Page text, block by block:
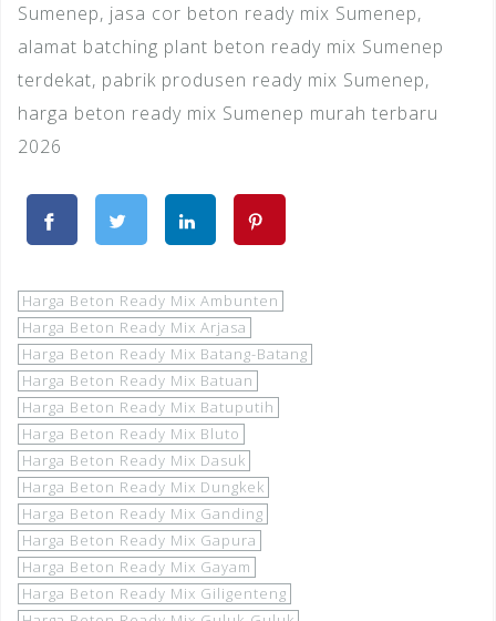
Sumenep, jasa cor beton ready mix Sumenep,
alamat batching plant beton ready mix Sumenep
terdekat, pabrik produsen ready mix Sumenep,
harga beton ready mix Sumenep murah terbaru
2026
Harga Beton Ready Mix Ambunten
Harga Beton Ready Mix Arjasa
Harga Beton Ready Mix Batang-Batang
Harga Beton Ready Mix Batuan
Harga Beton Ready Mix Batuputih
Harga Beton Ready Mix Bluto
Harga Beton Ready Mix Dasuk
Harga Beton Ready Mix Dungkek
Harga Beton Ready Mix Ganding
Harga Beton Ready Mix Gapura
Harga Beton Ready Mix Gayam
Harga Beton Ready Mix Giligenteng